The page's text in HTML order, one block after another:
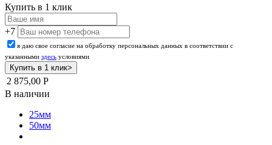
Купить в 1 клик
+7
я даю свое согласие на обработку персональных данных в соответствии с
указанными здесь условиями
2 875,00 Р
В наличии
25мм
50мм